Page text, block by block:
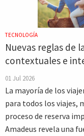
TECNOLOGÍA
Nuevas reglas de
contextuales e
01 Jul 2026
La mayoría de los
para todos los viajes,
proceso de reserva
Amadeus revela una